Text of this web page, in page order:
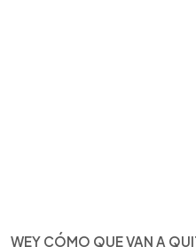
WEY CÓMO QUE VAN A